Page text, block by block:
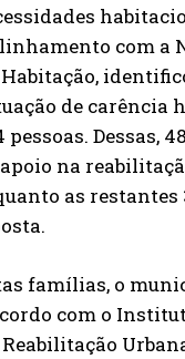
com a
de carência
Dessas,
na
as restantes
famílias, o
com o